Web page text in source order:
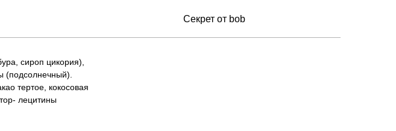
Секрет от bob
сироп цикория),
(подсолнечный).
тертое, кокосовая
лецитины